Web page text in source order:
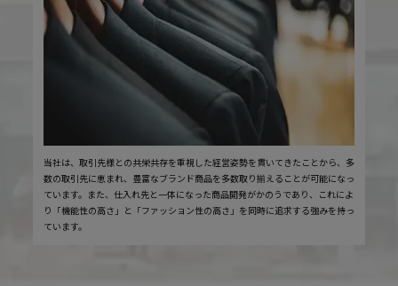
当社は、取引先様との共栄共存を重視した経営姿勢を貫いてきたことから、多
数の取引先に恵まれ、豊富なブランド商品を多数取り揃えることが可能になっ
ています。また、仕入れ先と一体になった商品開発がかのうであり、これによ
り「機能性の高さ」と「ファッション性の高さ」を同時に追求する強みを持っ
ています。